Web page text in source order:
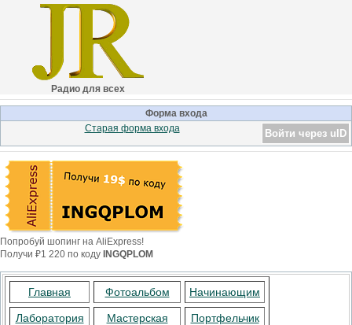
Радио для всех
Форма входа
Войти через uID
Старая форма входа
Попробуй шопинг на AliExpress!
Получи ₽1 220 по коду INGQPLOM
Главная Фотоальбом Начинающим
Лаборатория Мастерская Портфельчик